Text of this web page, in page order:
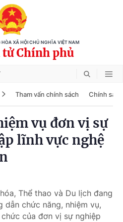
XÃ HỘI CHỦ NGHĨA VIỆT NAM
Chính phủ
Tham vấn chính sách Chính
vụ đơn vị sự
lĩnh vực nghệ
Thể thao và Du lịch đang
chức năng, nhiệm vụ,
của đơn vị sự nghiệp